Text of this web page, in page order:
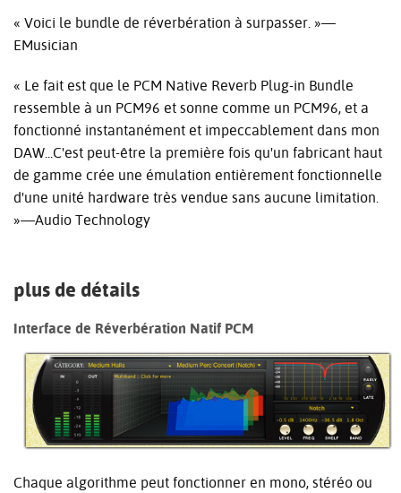
« Voici le bundle de réverbération à surpasser. »—
EMusician
« Le fait est que le PCM Native Reverb Plug-in Bundle
ressemble à un PCM96 et sonne comme un PCM96, et a
fonctionné instantanément et impeccablement dans mon
DAW...C'est peut-être la première fois qu'un fabricant haut
de gamme crée une émulation entièrement fonctionnelle
d'une unité hardware très vendue sans aucune limitation.
»—Audio Technology
plus de détails
Interface de Réverbération Natif PCM
Chaque algorithme peut fonctionner en mono, stéréo ou